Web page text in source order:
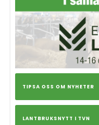
TIPSA OSS OM NYHETER
LANTBRUKSNYTT I TVN